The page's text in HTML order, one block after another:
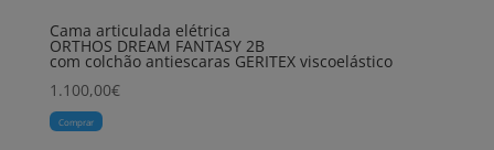
Cama articulada elétrica
ORTHOS DREAM FANTASY 2B
com colchão antiescaras GERITEX viscoelástico
1.100,00€
Comprar